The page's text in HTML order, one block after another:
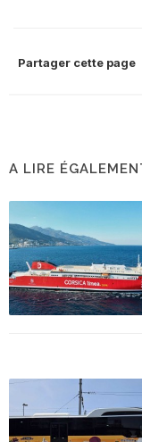
Partager cette page
A LIRE